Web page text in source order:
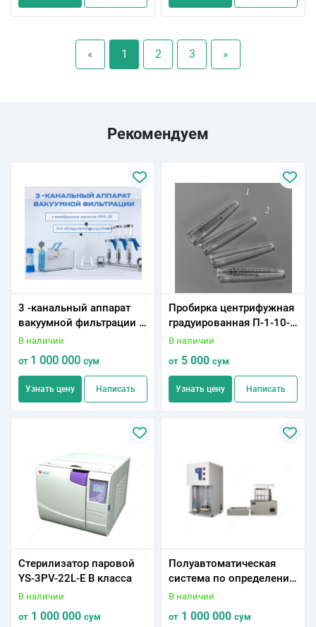
« 1 2 3 »
Рекомендуем
3 -канальный аппарат
вакуумной фильтрации с
мембранном насосом
MFA-3K
В наличии
от1 000 000 сум
Узнать цену Написать
Пробирка центрифужная
градуированная П-1-10-
0,2 ХС ПЦГ
В наличии
от 5 000 сум
Узнать цену Написать
Стерилизатор паровой
YS-3PV-22L-E В класса
В наличии
от 1 000 000 сум
Полуавтоматическая
система по определению
азота и белка по методу
дигест (Келтран)
В наличии
от 1 000 000 сум